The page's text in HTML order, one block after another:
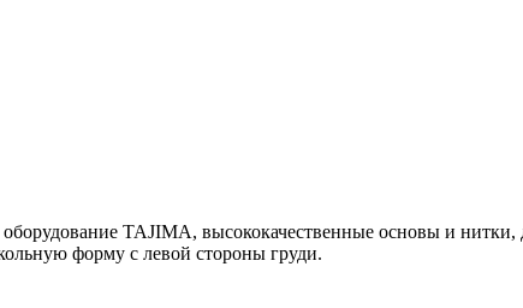
TAJIMA, высококачественные основы и
форму с левой стороны груди.